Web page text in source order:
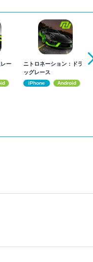
ー
ニトロネーション：ドラ
ッグレース
iPhone Android